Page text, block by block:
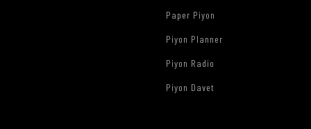
Paper Piyon
Piyon Planner
Piyon Radio
Piyon Davet